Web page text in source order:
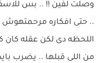
وصلت لفين !! .. بس للاسف
.. حتى افكاره مرحمتهوش
اللحظه دى لكن عقله كان
من اللى قبلها .. يضرب